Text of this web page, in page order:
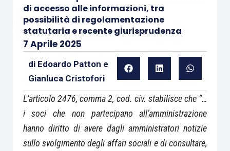
di accesso alle informazioni, tra
possibilità di regolamentazione
statutaria e recente giurisprudenza
7 Aprile 2025
di Edoardo Patton e
Gianluca Cristofori
L’articolo 2476, comma 2, cod. civ. stabilisce che “…
i soci che non partecipano all’amministrazione
hanno diritto di avere dagli amministratori notizie
sullo svolgimento degli affari sociali e di consultare,